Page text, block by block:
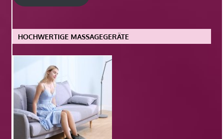
HOCHWERTIGE MASSAGEGERÄTE